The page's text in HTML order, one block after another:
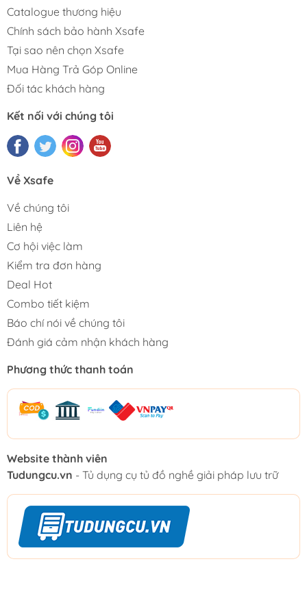
Catalogue thương hiệu
Chính sách bảo hành Xsafe
Tại sao nên chọn Xsafe
Mua Hàng Trả Góp Online
Đối tác khách hàng
Kết nối với chúng tôi
Về Xsafe
Về chúng tôi
Liên hệ
Cơ hội việc làm
Kiểm tra đơn hàng
Deal Hot
Combo tiết kiệm
Báo chí nói về chúng tôi
Đánh giá cảm nhận khách hàng
Phương thức thanh toán
Website thành viên
Tudungcu.vn - Tủ dụng cụ tủ đồ nghề giải pháp lưu trữ